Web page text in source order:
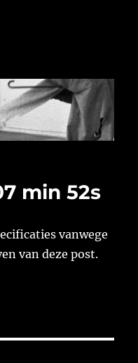
min 52s
vanwege
van deze post.